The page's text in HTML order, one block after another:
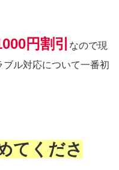
円割引
なので現
ル対応について一番初
てくださ